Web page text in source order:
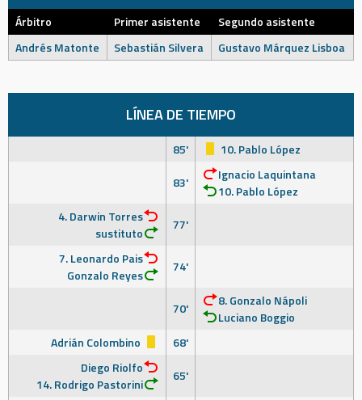
Árbitro Primer asistente
Segundo asistente
Andrés Matonte
Sebastián Silvera Gustavo Márquez Lisboa
LÍNEA DE TIEMPO
85'
10. Pablo López
83'
Ignacio Laquintana
10. Pablo López
4. Darwin Torres
sustituto
77'
7. Leonardo Pais
Gonzalo Reyes
74'
70'
8. Gonzalo Nápoli
Luciano Boggio
Adrián Colombino
68'
Diego Riolfo
14. Rodrigo Pastorini
65'